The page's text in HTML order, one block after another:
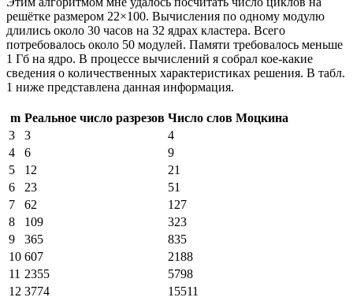
решётке размером 22×100. Вычисления по одному модулю
длились около 30 часов на 32 ядрах кластера. Всего
потребовалось около 50 модулей. Памяти требовалось меньше
1 Гб на ядро. В процессе вычислений я собрал кое-какие
сведения о количественных характеристиках решения. В табл.
1 ниже представлена данная информация.
m Реальное число разрезов Число слов Моцкина
3
3
4
4
6
9
5
12
21
6
23
51
7
62
127
8
109
323
9
365
835
10 607
2188
11 2355
5798
12 3774
15511